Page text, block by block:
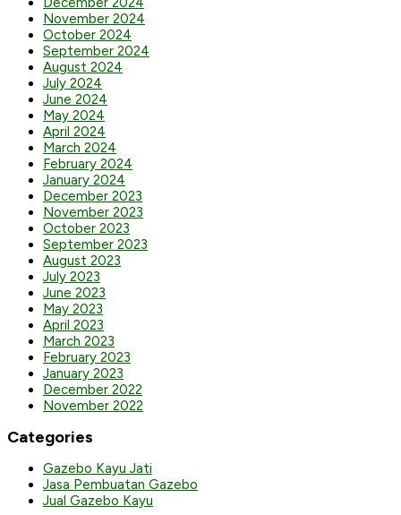
November 2024
October 2024
September 2024
August 2024
July 2024
June 2024
May 2024
April 2024
March 2024
February 2024
January 2024
December 2023
November 2023
October 2023
September 2023
August 2023
July 2023
June 2023
May 2023
April 2023
March 2023
February 2023
January 2023
December 2022
November 2022
Categories
Gazebo Kayu Jati
Jasa Pembuatan Gazebo
Jual Gazebo Kayu